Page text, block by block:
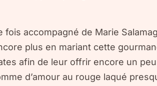
accompagné de Marie
plus en mariant cette
afin de leur offrir encore un
d’amour au rouge laqué